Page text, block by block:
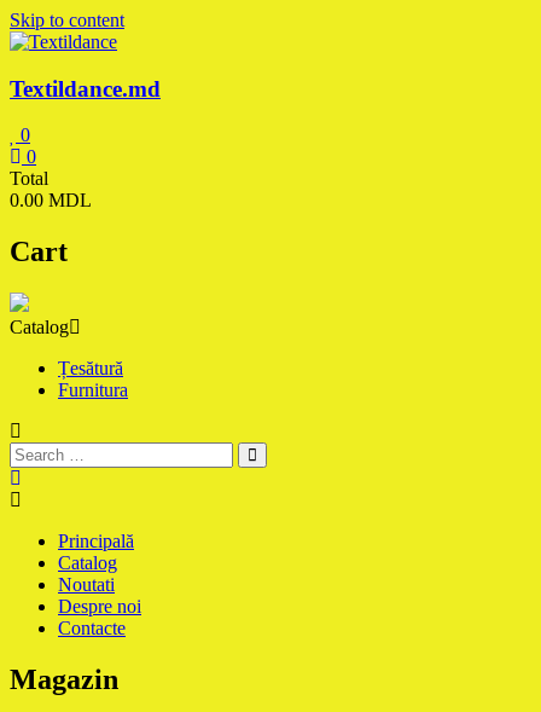
Skip to content
Textildance.md
0
0
Total
0.00 MDL
Cart
Catalog
Țesătură
Furnitura
Principală
Catalog
Noutati
Despre noi
Contacte
Magazin